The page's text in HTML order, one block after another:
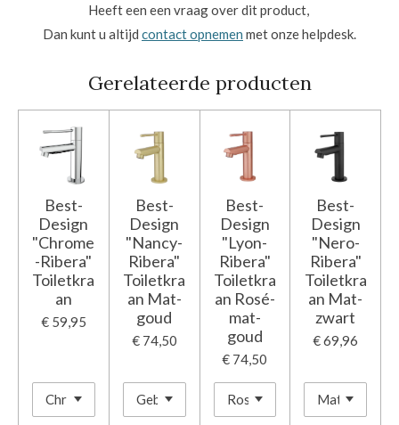
Heeft een een vraag over dit product,
Dan kunt u altijd contact opnemen met onze helpdesk.
Gerelateerde producten
Best-
Design
"Chrome
-Ribera"
Toiletkra
an
€ 59,95
Best-
Design
"Nancy-
Ribera"
Toiletkra
an Mat-
goud
€ 74,50
Best-
Design
"Lyon-
Ribera"
Toiletkra
an Rosé-
mat-
goud
€ 74,50
Best-
Design
"Nero-
Ribera"
Toiletkra
an Mat-
zwart
€ 69,96